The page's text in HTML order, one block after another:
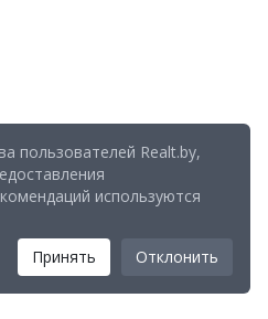
пользователей Realt.by,
используются
Принять Отклонить